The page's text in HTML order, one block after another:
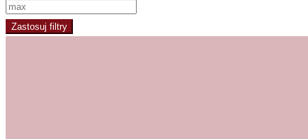
Zastosuj filtry